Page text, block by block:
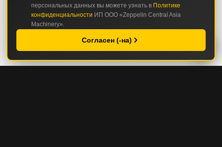
персональных данных вы можете узнать в Политике
конфиденциальности ИП ООО «Zeppelin Central Asia
Machinery».
Согласен (-на)